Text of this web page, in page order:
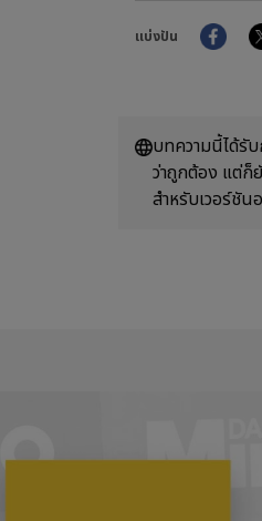
แบ่งปัน
บทความนี้ได้รับ
ว่าถูกต้อง แต่ก็
สำหรับเวอร์ชัน